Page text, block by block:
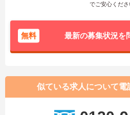
でご安心くださ
無料 最新の募集状況を
似ている求人について電